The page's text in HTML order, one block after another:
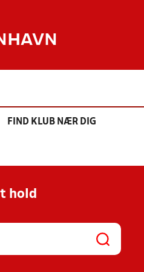
FIND KLUB NÆR DIG
hold